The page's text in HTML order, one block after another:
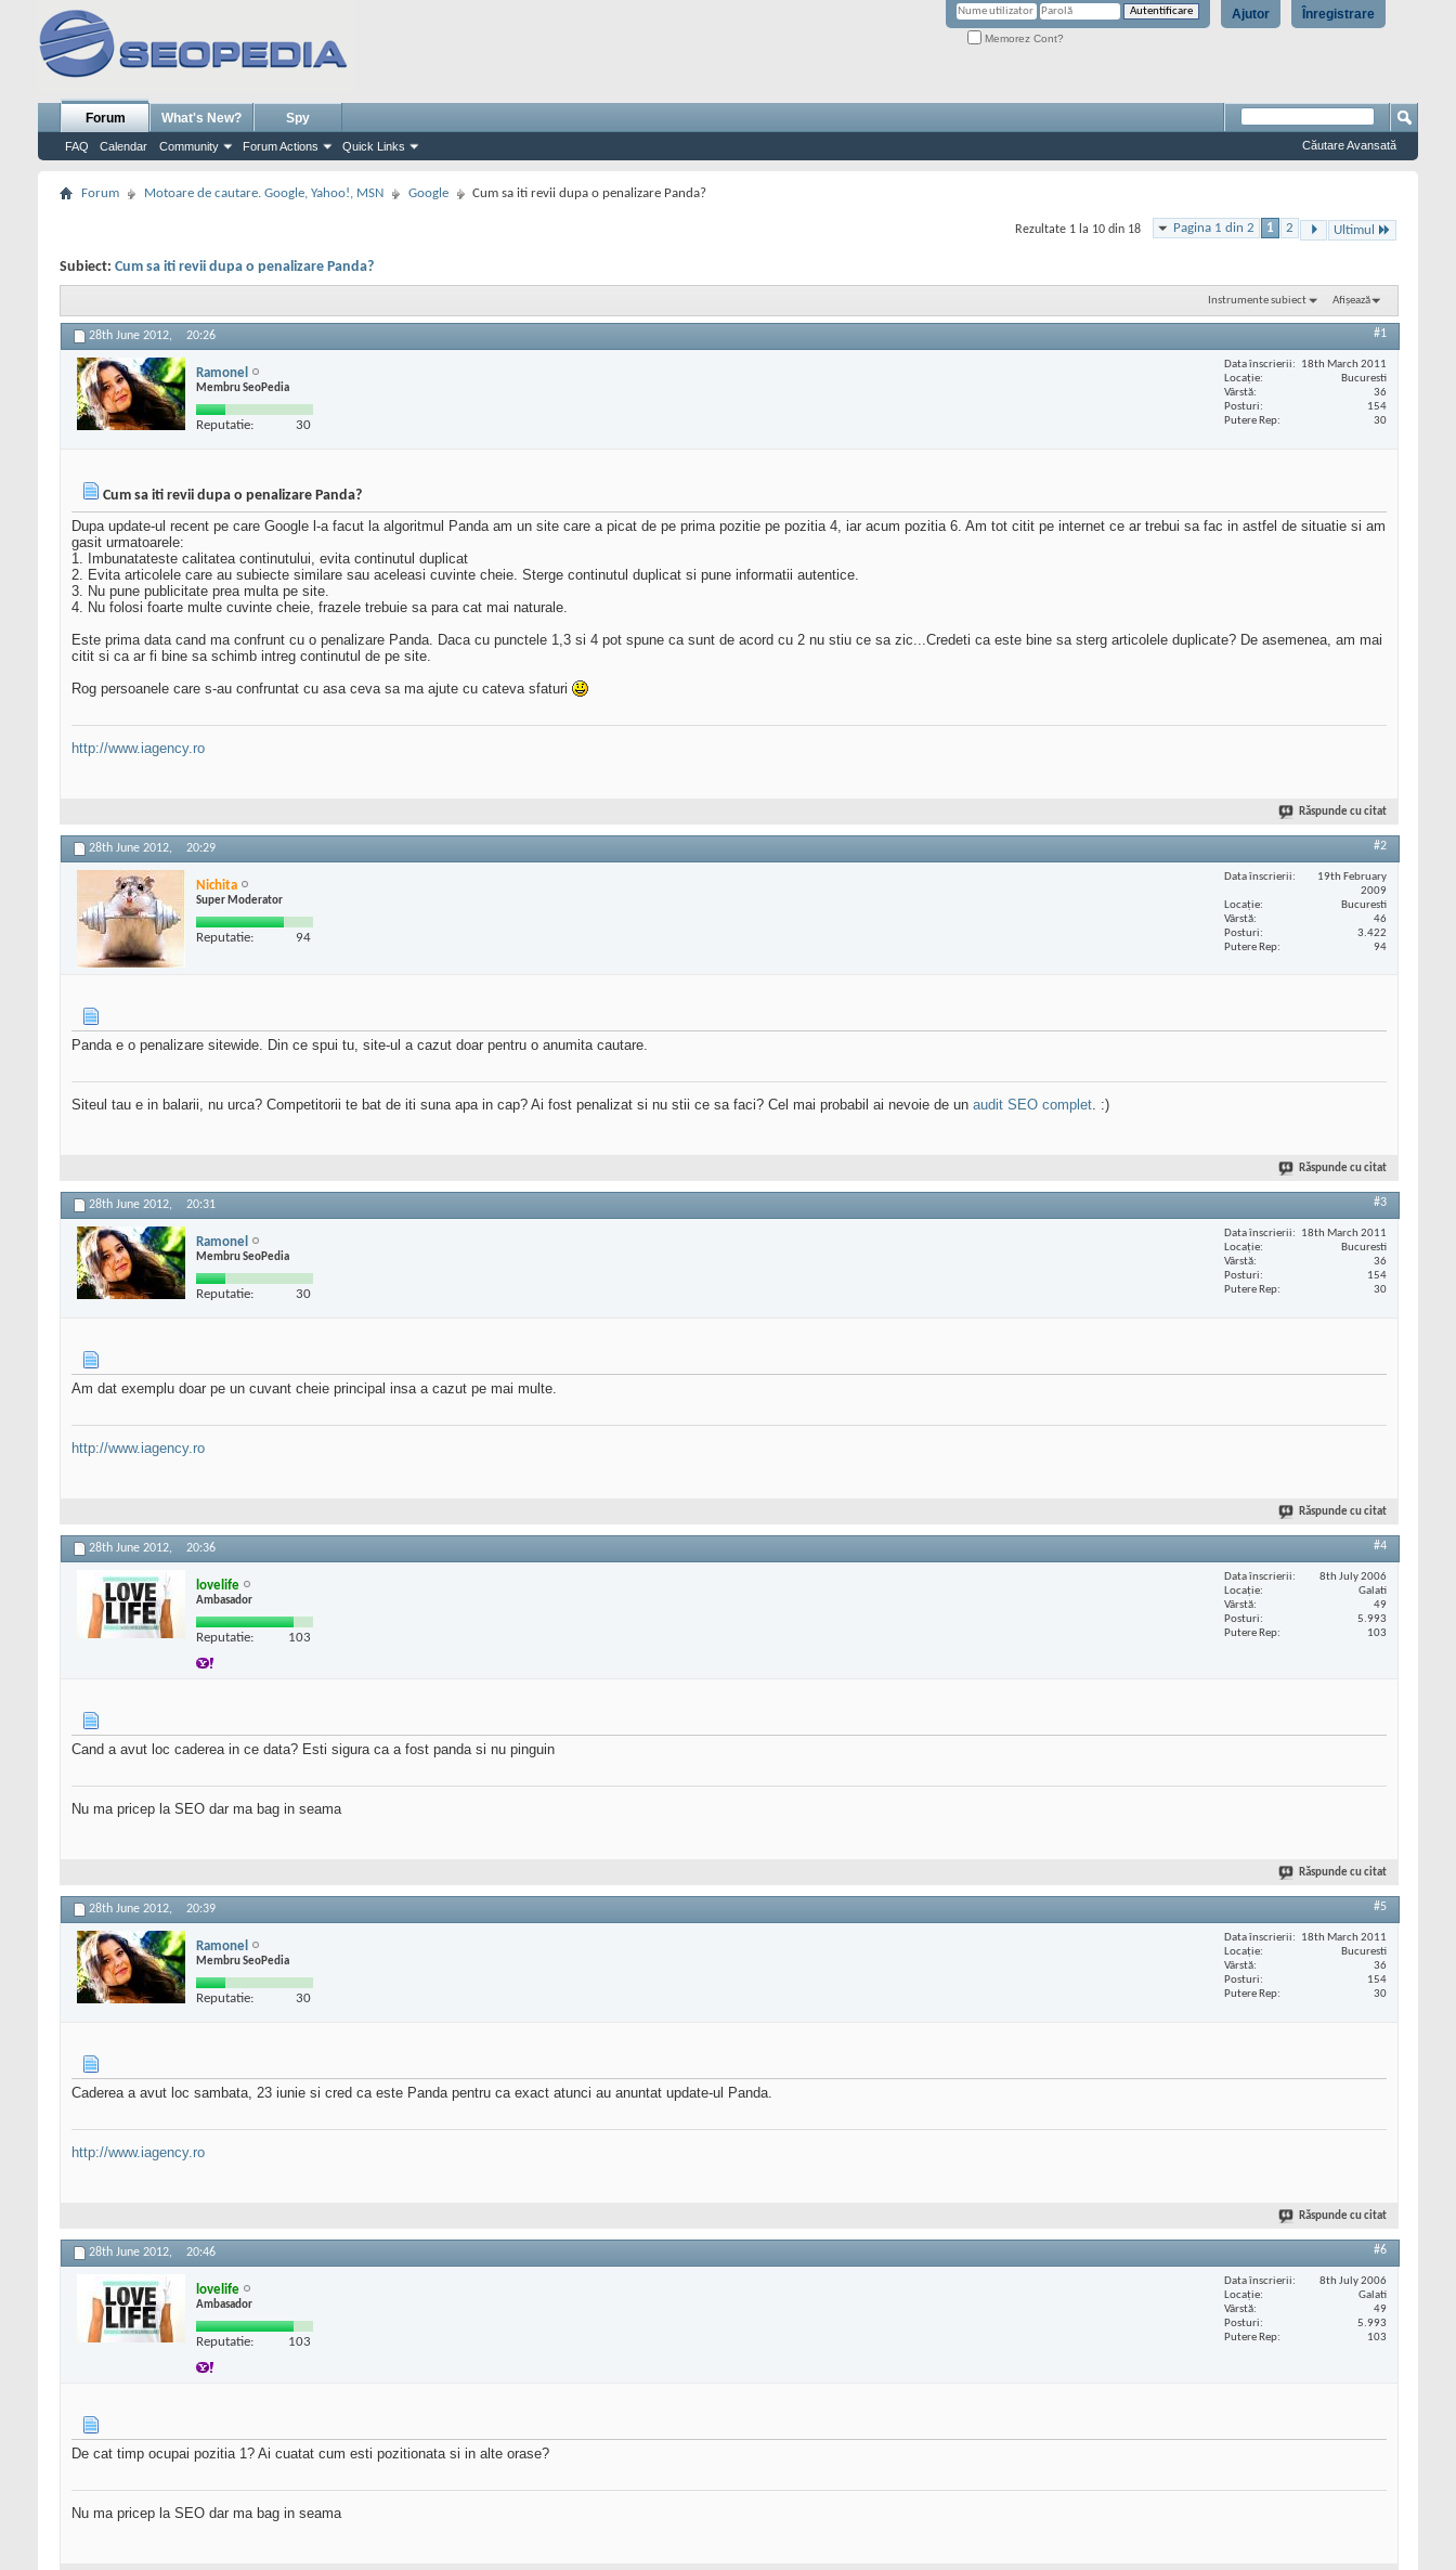
Înregistrare
Ajutor
Memorez Cont?
Forum
FAQ Calendar Community Forum Actions Quick Links
What's New? Spy
Căutare Avansată
Forum Motoare de cautare. Google, Yahoo!, MSN Google Cum sa iti revii dupa o penalizare Panda?
Pagina 1 din 2 1 2 Ultimul
Rezultate 1 la 10 din 18
Subiect: Cum sa iti revii dupa o penalizare Panda?
Instrumente subiect Afișează
28th June 2012, 20:26 #1
Ramonel
Membru SeoPedia
Reputatie: 30
Data înscrierii
18th March 2011
Locaţie
Bucuresti
Vârstă
36
Posturi
154
Putere Rep
30
Cum sa iti revii dupa o penalizare Panda?
Dupa update-ul recent pe care Google l-a facut la algoritmul Panda am un site care a picat de pe prima pozitie pe pozitia 4, iar acum pozitia 6. Am tot citit pe internet ce ar trebui sa fac in astfel de situatie si am
gasit urmatoarele:
1. Imbunatateste calitatea continutului, evita continutul duplicat
2. Evita articolele care au subiecte similare sau aceleasi cuvinte cheie. Sterge continutul duplicat si pune informatii autentice.
3. Nu pune publicitate prea multa pe site.
4. Nu folosi foarte multe cuvinte cheie, frazele trebuie sa para cat mai naturale.
Este prima data cand ma confrunt cu o penalizare Panda. Daca cu punctele 1,3 si 4 pot spune ca sunt de acord cu 2 nu stiu ce sa zic...Credeti ca este bine sa sterg articolele duplicate? De asemenea, am mai
citit si ca ar fi bine sa schimb intreg continutul de pe site.
Rog persoanele care s-au confruntat cu asa ceva sa ma ajute cu cateva sfaturi
http://www.iagency.ro
Răspunde cu citat
28th June 2012, 20:29 #2
Nichita
Super Moderator
Reputatie: 94
Data înscrierii
19th February
2009
Locaţie
Bucuresti
Vârstă
46
Posturi
3.422
Putere Rep
94
Panda e o penalizare sitewide. Din ce spui tu, site-ul a cazut doar pentru o anumita cautare.
Siteul tau e in balarii, nu urca? Competitorii te bat de iti suna apa in cap? Ai fost penalizat si nu stii ce sa faci? Cel mai probabil ai nevoie de un audit SEO complet. :)
Răspunde cu citat
28th June 2012, 20:31 #3
Ramonel
Membru SeoPedia
Reputatie: 30
Data înscrierii
18th March 2011
Locaţie
Bucuresti
Vârstă
36
Posturi
154
Putere Rep
30
Am dat exemplu doar pe un cuvant cheie principal insa a cazut pe mai multe.
http://www.iagency.ro
Răspunde cu citat
28th June 2012, 20:36 #4
lovelife
Ambasador
Reputatie: 103
Data înscrierii
8th July 2006
Locaţie
Galati
Vârstă
49
Posturi
5.993
Putere Rep
103
Cand a avut loc caderea in ce data? Esti sigura ca a fost panda si nu pinguin
Nu ma pricep la SEO dar ma bag in seama
Răspunde cu citat
28th June 2012, 20:39 #5
Ramonel
Membru SeoPedia
Reputatie: 30
Data înscrierii
18th March 2011
Locaţie
Bucuresti
Vârstă
36
Posturi
154
Putere Rep
30
Caderea a avut loc sambata, 23 iunie si cred ca este Panda pentru ca exact atunci au anuntat update-ul Panda.
http://www.iagency.ro
Răspunde cu citat
28th June 2012, 20:46 #6
lovelife
Ambasador
Reputatie: 103
Data înscrierii
8th July 2006
Locaţie
Galati
Vârstă
49
Posturi
5.993
Putere Rep
103
De cat timp ocupai pozitia 1? Ai cuatat cum esti pozitionata si in alte orase?
Nu ma pricep la SEO dar ma bag in seama